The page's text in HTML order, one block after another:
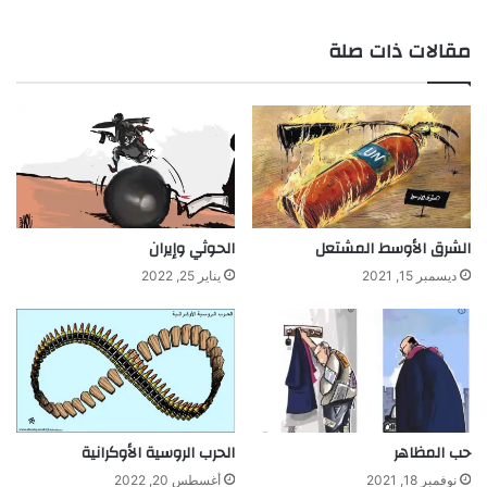
مقالات ذات صلة
الشرق الأوسط المشتعل
ديسمبر 15, 2021
الحوثي وإيران
يناير 25, 2022
حب المظاهر
نوفمبر 18, 2021
الحرب الروسية الأوكرانية
أغسطس 20, 2022